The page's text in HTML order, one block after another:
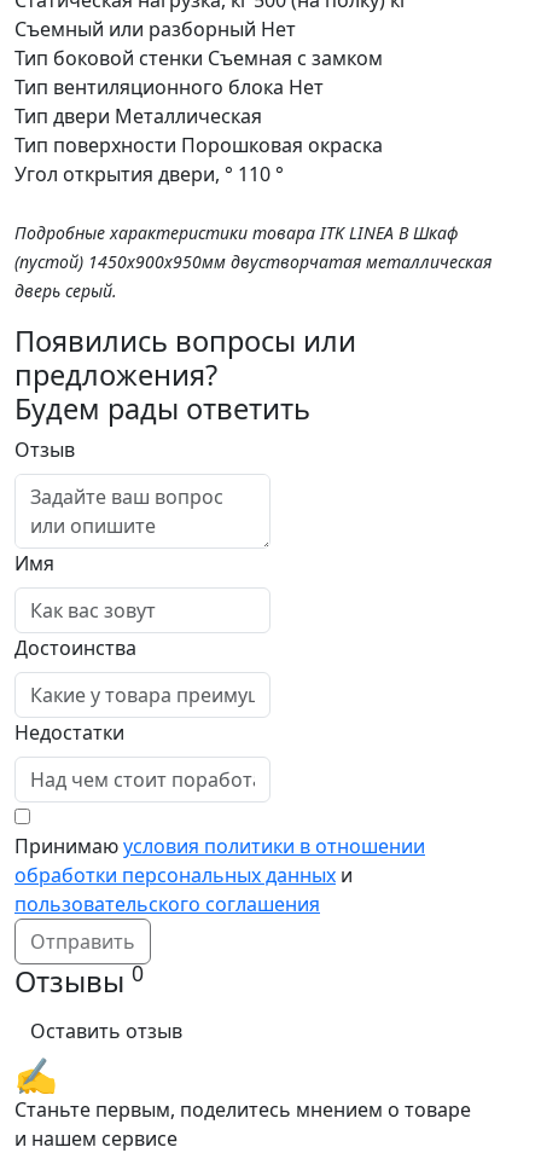
Съемный или разборный Нет
Тип боковой стенки Съемная с замком
Тип вентиляционного блока Нет
Тип двери Металлическая
Тип поверхности Порошковая окраска
Угол открытия двери, ° 110 °
Подробные характеристики товара ITK LINEA B Шкаф
(пустой) 1450х900х950мм двустворчатая металлическая
дверь серый.
Появились вопросы или
предложения?
Будем рады ответить
Отзыв
Имя
Достоинства
Недостатки
Принимаюусловия политики в отношении
обработки персональных данных и
пользовательского соглашения
Отправить
Отзывы 0
Оставить отзыв
✍️
Станьте первым, поделитесь мнением о товаре
и нашем сервисе